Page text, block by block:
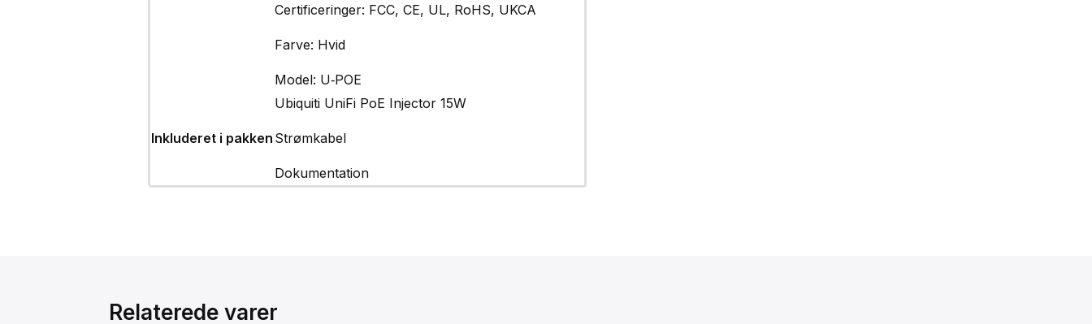
Certificeringer: FCC, CE, UL, RoHS, UKCA
Farve: Hvid
Model: U‑POE
Inkluderet i pakken
Ubiquiti UniFi PoE Injector 15W
Strømkabel
Dokumentation
Relaterede varer